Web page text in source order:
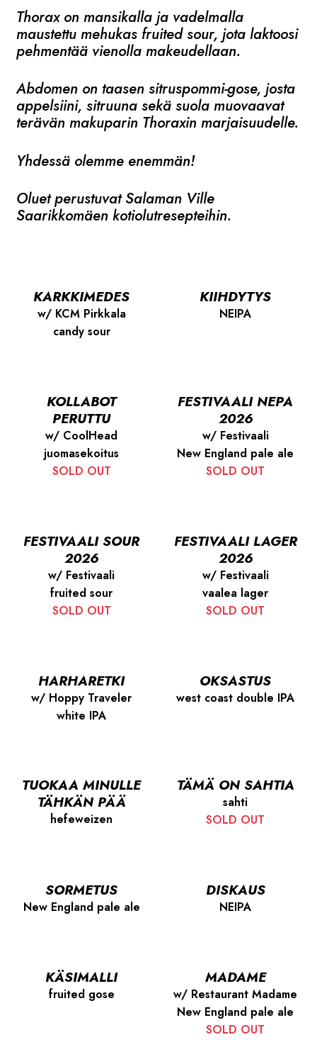
Thorax on mansikalla ja vadelmalla
maustettu mehukas fruited sour, jota laktoosi
pehmentää vienolla makeudellaan.
Abdomen on taasen sitruspommi-gose, josta
appelsiini, sitruuna sekä suola muovaavat
terävän makuparin Thoraxin marjaisuudelle.
Yhdessä olemme enemmän!
Oluet perustuvat Salaman Ville
Saarikkomäen kotiolutresepteihin.
KARKKIMEDES
w/ KCM Pirkkala
candy sour
KIIHDYTYS
NEIPA
KOLLABOT
PERUTTU
w/ CoolHead
juomasekoitus
SOLD OUT
FESTIVAALI NEPA
2026
w/ Festivaali
New England pale ale
SOLD OUT
FESTIVAALI SOUR
2026
w/ Festivaali
fruited sour
SOLD OUT
FESTIVAALI LAGER
2026
w/ Festivaali
vaalea lager
SOLD OUT
HARHARETKI
w/ Hoppy Traveler
white IPA
OKSASTUS
west coast double IPA
TUOKAA MINULLE
TÄHKÄN PÄÄ
hefeweizen
TÄMÄ ON SAHTIA
sahti
SOLD OUT
SORMETUS
New England pale ale
DISKAUS
NEIPA
KÄSIMALLI
fruited gose
MADAME
w/ Restaurant Madame
New England pale ale
SOLD OUT